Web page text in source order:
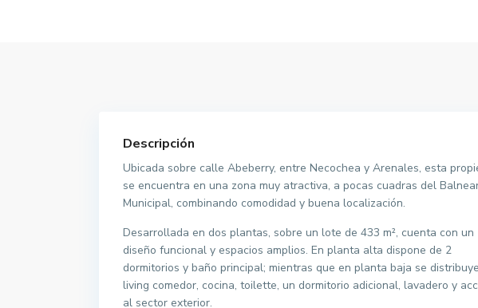
Descripción
Ubicada sobre calle Abeberry, entre Necochea y Arenales, esta
se encuentra en una zona muy atractiva, a pocas cuadras del
Municipal, combinando comodidad y buena localización.
Desarrollada en dos plantas, sobre un lote de 433 m², cuenta con un
diseño funcional y espacios amplios. En planta alta dispone de 2
dormitorios y baño principal; mientras que en planta baja se
living comedor, cocina, toilette, un dormitorio adicional, lavadero y
al sector exterior.